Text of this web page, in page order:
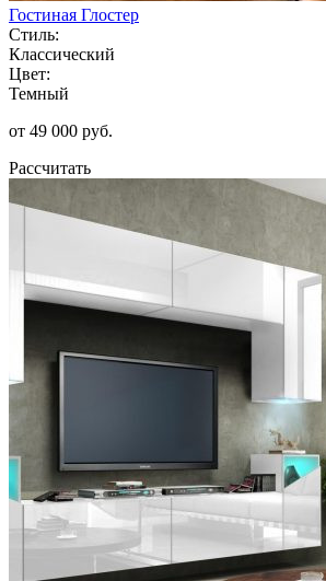
Гостиная Глостер
Стиль:
Классический
Цвет:
Темный
от 49 000 руб.
Рассчитать